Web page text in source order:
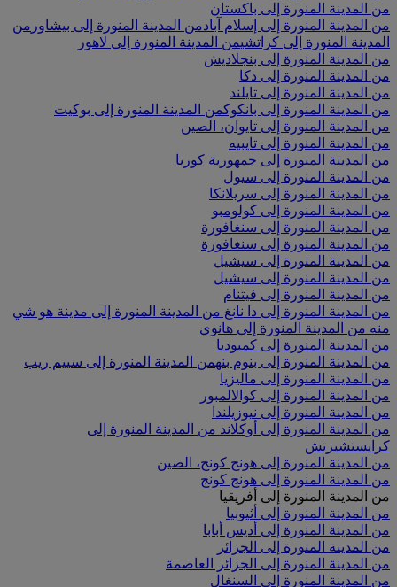
من المدينة المنورة إلى باكستان
من المدينة المنورة إلى إسلام آبادمن المدينة المنورة إلى بيشاور من
المدينة المنورة إلى كراتشيمن المدينة المنورة إلى لاهور
من المدينة المنورة إلى بنجلاديش
من المدينة المنورة إلى دكا
من المدينة المنورة إلى تايلند
من المدينة المنورة إلى بانكوكمن المدينة المنورة إلى بوكيت
من المدينة المنورة إلى تايوان، الصين
من المدينة المنورة إلى تايبيه
من المدينة المنورة إلى جمهورية كوريا
من المدينة المنورة إلى سيول
من المدينة المنورة إلى سريلانكا
من المدينة المنورة إلى كولومبو
من المدينة المنورة إلى سنغافورة
من المدينة المنورة إلى سنغافورة
من المدينة المنورة إلى سيشيل
من المدينة المنورة إلى سيشيل
من المدينة المنورة إلى فيتنام
من المدينة المنورة إلى دا نانغ من المدينة المنورة إلى مدينة هو شي
منه من المدينة المنورة إلى هانوي
من المدينة المنورة إلى كمبوديا
من المدينة المنورة إلى بنوم بنهمن المدينة المنورة إلى سييم ريب
من المدينة المنورة إلى ماليزيا
من المدينة المنورة إلى كوالالمبور
من المدينة المنورة إلى نيوزيلندا
من المدينة المنورة إلى أوكلاند من المدينة المنورة إلى
كرايستشيرتش
من المدينة المنورة إلى هونج كونج، الصين
من المدينة المنورة إلى هونج كونج
من المدينة المنورة إلى أفريقيا
من المدينة المنورة إلى أثيوبيا
من المدينة المنورة إلى أديس أبابا
من المدينة المنورة إلى الجزائر
من المدينة المنورة إلى الجزائر العاصمة
من المدينة المنورة إلى السنغال